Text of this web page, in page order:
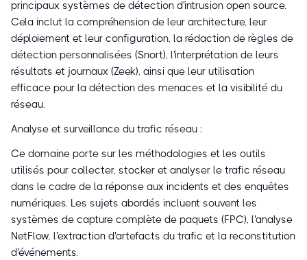
principaux systèmes de détection d'intrusion open source.
Cela inclut la compréhension de leur architecture, leur
déploiement et leur configuration, la rédaction de règles de
détection personnalisées (Snort), l'interprétation de leurs
résultats et journaux (Zeek), ainsi que leur utilisation
efficace pour la détection des menaces et la visibilité du
réseau.
Analyse et surveillance du trafic réseau :
Ce domaine porte sur les méthodologies et les outils
utilisés pour collecter, stocker et analyser le trafic réseau
dans le cadre de la réponse aux incidents et des enquêtes
numériques. Les sujets abordés incluent souvent les
systèmes de capture complète de paquets (FPC), l'analyse
NetFlow, l'extraction d'artefacts du trafic et la reconstitution
d'événements.